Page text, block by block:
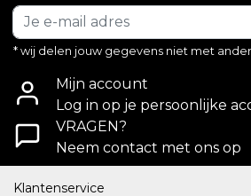
* wij delen jouw gegevens niet met
Mijn account
Log in op je persoonlijke
VRAGEN?
Neem contact met ons op
Klantenservice